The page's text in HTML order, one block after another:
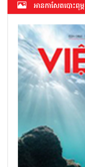
អាន​កាសែត​បោះពុម្ភ